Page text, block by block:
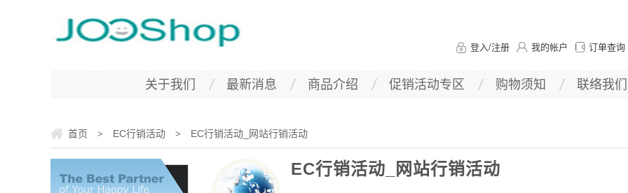
登入/注册 我的帐户 订单查询
关于我们 最新消息 商品介绍 促销活动专区 购物须知 联络我们
首页 > EC行销活动 > EC行销活动_网站行销活动
EC行销活动_网站行销活动